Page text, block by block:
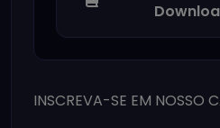
INSCREVA-SE EM NOSSO